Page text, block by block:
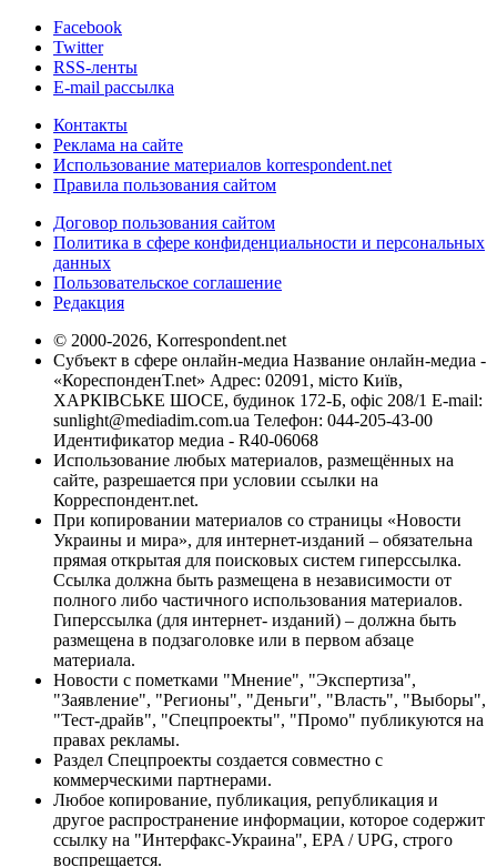
Facebook
Twitter
RSS-ленты
E-mail рассылка
Контакты
Реклама на сайте
Использование материалов korrespondent.net
Правила пользования сайтом
Договор пользования сайтом
Политика в сфере конфиденциальности и персональных
данных
Пользовательское соглашение
Редакция
© 2000-2026, Korrespondent.net
Субъект в сфере онлайн-медиа Название онлайн-медиа -
«КореспонденТ.net» Адрес: 02091, місто Київ,
ХАРКІВСЬКЕ ШОСЕ, будинок 172-Б, офіс 208/1 E-mail:
sunlight@mediadim.com.ua Телефон: 044-205-43-00
Идентификатор медиа - R40-06068
Использование любых материалов, размещённых на
сайте, разрешается при условии ссылки на
Корреспондент.net.
При копировании материалов со страницы «Новости
Украины и мира», для интернет-изданий – обязательна
прямая открытая для поисковых систем гиперссылка.
Ссылка должна быть размещена в независимости от
полного либо частичного использования материалов.
Гиперссылка (для интернет- изданий) – должна быть
размещена в подзаголовке или в первом абзаце
материала.
Новости с пометками "Мнение", "Экспертиза",
"Заявление", "Регионы", "Деньги", "Власть", "Выборы",
"Тест-драйв", "Спецпроекты", "Промо" публикуются на
правах рекламы.
Раздел Спецпроекты создается совместно с
коммерческими партнерами.
Любое копирование, публикация, републикация и
другое распространение информации, которое содержит
ссылку на "Интерфакс-Украина", EPA / UPG, строго
воспрещается.